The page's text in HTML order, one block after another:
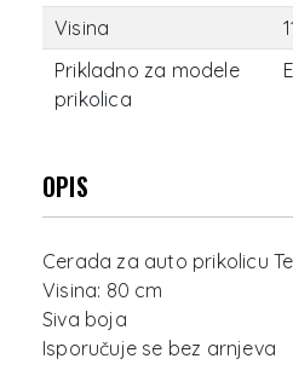
Visina
Prikladno za modele
prikolica
OPIS
Cerada za auto prikolicu
Visina: 80 cm
Siva boja